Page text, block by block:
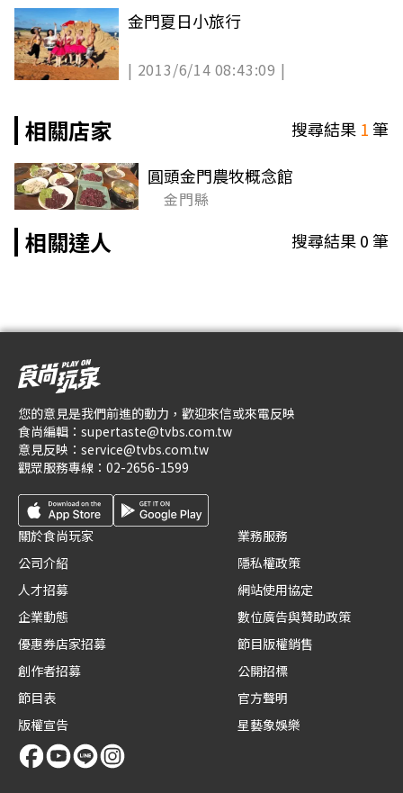
金門夏日小旅行
| 2013/6/14 08:43:09 |
相關店家 搜尋結果 1筆
圓頭金門農牧概念館
金門縣
相關達人 搜尋結果0筆
您的意見是我們前進的動力，歡迎來信或來電反映
食尚編輯： supertaste@tvbs.com.tw
意見反映： service@tvbs.com.tw
觀眾服務專線： 02-2656-1599
關於食尚玩家
公司介紹
人才招募
企業動態
優惠券店家招募
創作者招募
節目表
版權宣告
業務服務
隱私權政策
網站使用協定
數位廣告與贊助政策
節目版權銷售
公開招標
官方聲明
星藝象娛樂